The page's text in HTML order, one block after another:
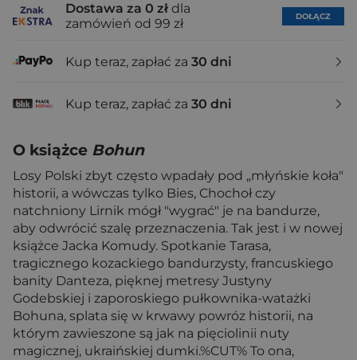
Dostawa za 0 zł dla
zamówień od 99 zł
DOŁĄCZ
Kup teraz, zapłać za 30 dni
Kup teraz, zapłać za 30 dni
O książce Bohun
Losy Polski zbyt często wpadały pod „młyńskie koła"
historii, a wówczas tylko Bies, Chochoł czy
natchniony Lirnik mógł "wygrać" je na bandurze,
aby odwrócić szalę przeznaczenia. Tak jest i w nowej
książce Jacka Komudy. Spotkanie Tarasa,
tragicznego kozackiego bandurzysty, francuskiego
banity Danteza, pięknej metresy Justyny
Godebskiej i zaporoskiego pułkownika-watażki
Bohuna, splata się w krwawy powróz historii, na
którym zawieszone są jak na pięciolinii nuty
magicznej, ukraińskiej dumki.%CUT% To ona,